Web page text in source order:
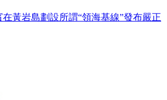
黃岩島劃設所謂“領海基線”發布嚴正